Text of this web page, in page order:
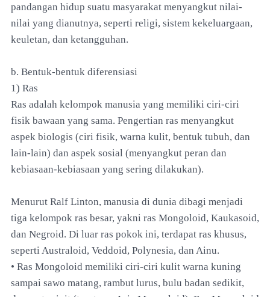
pandangan hidup suatu masyarakat menyangkut nilai-
nilai yang dianutnya, seperti religi, sistem kekeluargaan,
keuletan, dan ketangguhan.
b. Bentuk-bentuk diferensiasi
1) Ras
Ras adalah kelompok manusia yang memiliki ciri-ciri
fisik bawaan yang sama. Pengertian ras menyangkut
aspek biologis (ciri fisik, warna kulit, bentuk tubuh, dan
lain-lain) dan aspek sosial (menyangkut peran dan
kebiasaan-kebiasaan yang sering dilakukan).
Menurut Ralf Linton, manusia di dunia dibagi menjadi
tiga kelompok ras besar, yakni ras Mongoloid, Kaukasoid,
dan Negroid. Di luar ras pokok ini, terdapat ras khusus,
seperti Australoid, Veddoid, Polynesia, dan Ainu.
• Ras Mongoloid memiliki ciri-ciri kulit warna kuning
sampai sawo matang, rambut lurus, bulu badan sedikit,